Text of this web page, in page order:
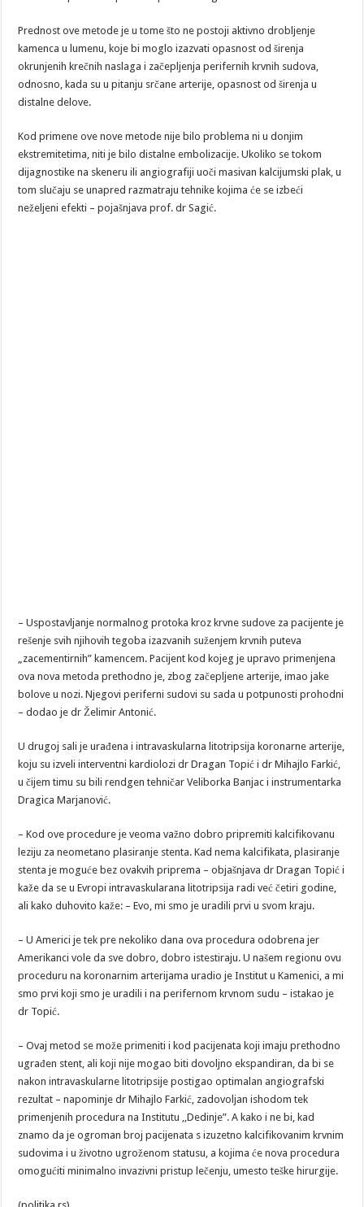
Prednost ove metode je u tome što ne postoji aktivno drobljenje
kamenca u lumenu, koje bi moglo izazvati opasnost od širenja
okrunjenih krečnih naslaga i začepljenja perifernih krvnih sudova,
odnosno, kada su u pitanju srčane arterije, opasnost od širenja u
distalne delove.
Kod primene ove nove metode nije bilo problema ni u donjim
ekstremitetima, niti je bilo distalne embolizacije. Ukoliko se tokom
dijagnostike na skeneru ili angiografiji uoči masivan kalcijumski plak, u
tom slučaju se unapred razmatraju tehnike kojima će se izbeći
neželjeni efekti – pojašnjava prof. dr Sagić.
– Uspostavljanje normalnog protoka kroz krvne sudove za pacijente je
rešenje svih njihovih tegoba izazvanih suženjem krvnih puteva
„zacementirnih” kamencem. Pacijent kod kojeg je upravo primenjena
ova nova metoda prethodno je, zbog začepljene arterije, imao jake
bolove u nozi. Njegovi periferni sudovi su sada u potpunosti prohodni
– dodao je dr Želimir Antonić.
U drugoj sali je urađena i intravaskularna litotripsija koronarne arterije,
koju su izveli interventni kardiolozi dr Dragan Topić i dr Mihajlo Farkić,
u čijem timu su bili rendgen tehničar Veliborka Banjac i instrumentarka
Dragica Marjanović.
– Kod ove procedure je veoma važno dobro pripremiti kalcifikovanu
leziju za neometano plasiranje stenta. Kad nema kalcifikata, plasiranje
stenta je moguće bez ovakvih priprema – objašnjava dr Dragan Topić i
kaže da se u Evropi intravaskularana litotripsija radi već četiri godine,
ali kako duhovito kaže: – Evo, mi smo je uradili prvi u svom kraju.
– U Americi je tek pre nekoliko dana ova procedura odobrena jer
Amerikanci vole da sve dobro, dobro istestiraju. U našem regionu ovu
proceduru na koronarnim arterijama uradio je Institut u Kamenici, a mi
smo prvi koji smo je uradili i na perifernom krvnom sudu – istakao je
dr Topić.
– Ovaj metod se može primeniti i kod pacijenata koji imaju prethodno
ugrađen stent, ali koji nije mogao biti dovoljno ekspandiran, da bi se
nakon intravaskularne litotripsije postigao optimalan angiografski
rezultat – napominje dr Mihajlo Farkić, zadovoljan ishodom tek
primenjenih procedura na Institutu ,,Dedinje”. A kako i ne bi, kad
znamo da je ogroman broj pacijenata s izuzetno kalcifikovanim krvnim
sudovima i u životno ugroženom statusu, a kojima će nova procedura
omogućiti minimalno invazivni pristup lečenju, umesto teške hirurgije.